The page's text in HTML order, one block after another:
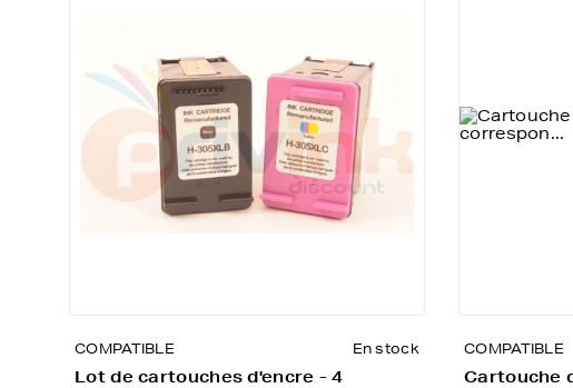
COMPATIBLE En stock
Lot de cartouches d'encre - 4
COMPATIBLE
Cartouche